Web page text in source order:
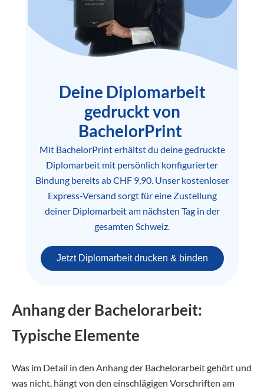
Deine Diplomarbeit
gedruckt von
BachelorPrint
Mit BachelorPrint erhältst du deine gedruckte
Diplomarbeit mit persönlich konfigurierter
Bindung bereits ab CHF 9,90. Unser kostenloser
Express-Versand sorgt für eine Zustellung
deiner Diplomarbeit am nächsten Tag in der
gesamten Schweiz.
Jetzt Diplomarbeit drucken & binden
Anhang der Bachelorarbeit:
Typische Elemente
Was im Detail in den Anhang der Bachelorarbeit gehört und
was nicht, hängt von den einschlägigen Vorschriften am